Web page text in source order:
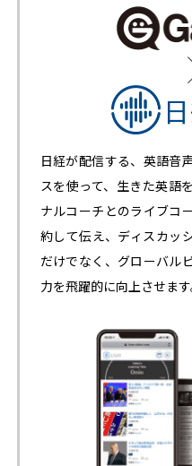
日経が配信する、英語音
スを使って、生きた英語
ナルコーチとのライブコ
約して伝え、ディスカッ
だけでなく、グローバル
力を飛躍的に向上させます